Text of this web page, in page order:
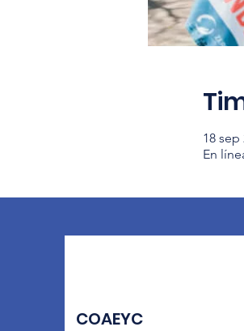
18 sep
En
COAEYC